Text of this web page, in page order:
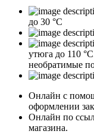
до 30 °C
утюга до 110
необратимые
Онлайн с
оформлении
Онлайн по
магазина.